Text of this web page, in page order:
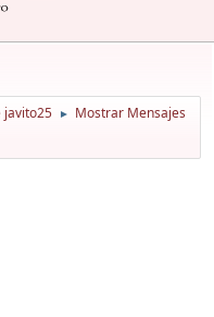
javito25 ► Mostrar Mensajes